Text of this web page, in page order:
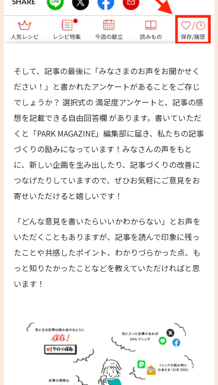
そして、記事の最後に「みなさまのお声をお聞かせく
ださい！」と書かれたアンケートがあることをご存じ
でしょうか？ 選択式の 満足度アンケートと、記事の感
想を記載できる自由回答欄 があります。書いていただ
くと「PARK MAGAZINE」編集部に届き、私たちの記事
づくりの励みになっています！みなさんの声をもと
に、新しい企画を生み出したり、記事づくりの改善に
つなげたりしていますので、ぜひお気軽にご意見をお
寄せいただけると嬉しいです！
「どんな意見を書いたらいいかわからない」とお声を
いただくこともありますが、記事を読んで印象に残っ
たことや共感したポイント、わかりづらかった点、も
っと知りたかったことなどを教えていただければと思
います！